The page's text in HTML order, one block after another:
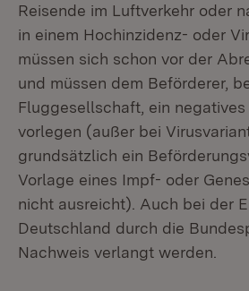
Reisende im Luftverkehr oder
in einem Hochinzidenz- oder
müssen sich schon vor der
und müssen dem Beförderer,
Fluggesellschaft, ein negatives
vorlegen (außer bei
grundsätzlich ein
Vorlage eines Impf- oder
nicht ausreicht). Auch bei der
Deutschland durch die
Nachweis verlangt werden.